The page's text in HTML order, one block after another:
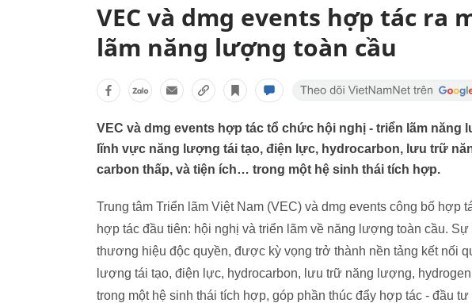
VEC và dmg events hợp tác ra
lãm năng lượng toàn cầu
VEC và dmg events hợp tác tổ chức hội nghị - triển lãm năng
lĩnh vực năng lượng tái tạo, điện lực, hydrocarbon, lưu trữ
carbon thấp, và tiện ích… trong một hệ sinh thái tích hợp.
Trung tâm Triển lãm Việt Nam (VEC) và dmg events công bố hợp
hợp tác đầu tiên: hội nghị và triển lãm về năng lượng toàn cầu.
thương hiệu độc quyền, được kỳ vọng trở thành nền tảng kết nối
lượng tái tạo, điện lực, hydrocarbon, lưu trữ năng lượng,
trong một hệ sinh thái tích hợp, góp phần thúc đẩy hợp tác - đầu